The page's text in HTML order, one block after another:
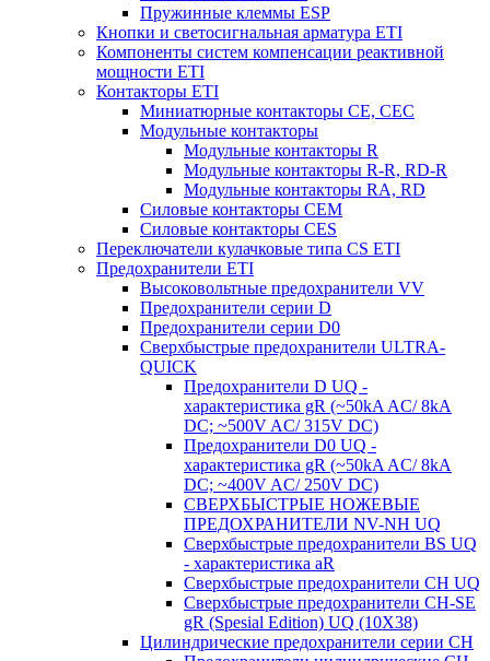
Пружинные клеммы ESP
Кнопки и светосигнальная арматура ETI
Компоненты систем компенсации реактивной
мощности ETI
Контакторы ETI
Миниатюрные контакторы CE, CEC
Модульные контакторы
Модульные контакторы R
Модульные контакторы R-R, RD-R
Модульные контакторы RA, RD
Силовые контакторы CEM
Силовые контакторы CES
Переключатели кулачковые типа CS ETI
Предохранители ETI
Высоковольтные предохранители VV
Предохранители серии D
Предохранители серии D0
Сверхбыстрые предохранители ULTRA-
QUICK
Предохранители D UQ -
характеристика gR (~50kA AC/ 8kA
DC; ~500V AC/ 315V DC)
Предохранители D0 UQ -
характеристика gR (~50kA AC/ 8kA
DC; ~400V AC/ 250V DC)
СВЕРХБЫСТРЫЕ НОЖЕВЫЕ
ПРЕДОХРАНИТЕЛИ NV-NH UQ
Сверхбыстрые предохранители BS UQ
- характеристика aR
Сверхбыстрые предохранители CH UQ
Сверхбыстрые предохранители CH-SE
gR (Spesial Edition) UQ (10X38)
Цилиндрические предохранители серии CH